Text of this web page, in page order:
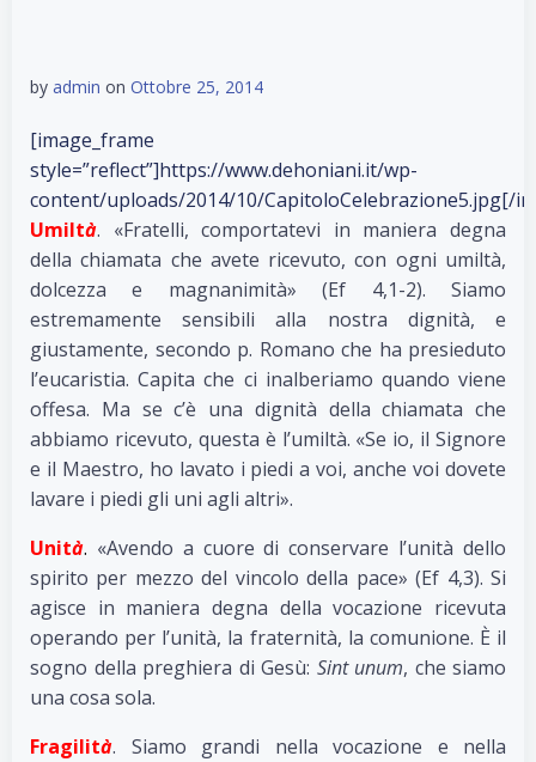
by admin on Ottobre 25, 2014
[image_frame
style=”reflect”]https://www.dehoniani.it/wp-
content/uploads/2014/10/CapitoloCelebrazione5.jpg[/
Umiltà. «Fratelli, comportatevi in maniera degna
della chiamata che avete ricevuto, con ogni umiltà,
dolcezza e magnanimità» (Ef 4,1-2). Siamo
estremamente sensibili alla nostra dignità, e
giustamente, secondo p. Romano che ha presieduto
l’eucaristia. Capita che ci inalberiamo quando viene
offesa. Ma se c’è una dignità della chiamata che
abbiamo ricevuto, questa è l’umiltà. «Se io, il Signore
e il Maestro, ho lavato i piedi a voi, anche voi dovete
lavare i piedi gli uni agli altri».
Unità. «Avendo a cuore di conservare l’unità dello
spirito per mezzo del vincolo della pace» (Ef 4,3). Si
agisce in maniera degna della vocazione ricevuta
operando per l’unità, la fraternità, la comunione. È il
sogno della preghiera di Gesù: Sint unum, che siamo
una cosa sola.
Fragilità. Siamo grandi nella vocazione e nella